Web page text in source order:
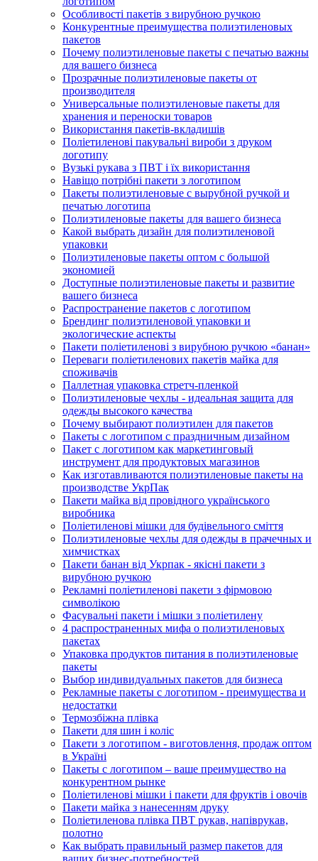
Особливості пакетів з вирубною ручкою
Конкурентные преимущества полиэтиленовых
пакетов
Почему полиэтиленовые пакеты с печатью важны
для вашего бизнеса
Прозрачные полиэтиленовые пакеты от
производителя
Универсальные полиэтиленовые пакеты для
хранения и переноски товаров
Використання пакетів-вкладишів
Поліетиленові пакувальні вироби з друком
логотипу
Вузькі рукава з ПВТ і їх використання
Навіщо потрібні пакети з логотипом
Пакеты полиэтиленовые с вырубной ручкой и
печатью логотипа
Полиэтиленовые пакеты для вашего бизнеса
Какой выбрать дизайн для полиэтиленовой
упаковки
Полиэтиленовые пакеты оптом с большой
экономией
Доступные полиэтиленовые пакеты и развитие
вашего бизнеса
Распространение пакетов с логотипом
Брендинг полиэтиленовой упаковки и
экологические аспекты
Пакети поліетиленові з вирубною ручкою «банан»
Переваги поліетиленових пакетів майка для
споживачів
Паллетная упаковка стретч-пленкой
Полиэтиленовые чехлы - идеальная защита для
одежды высокого качества
Почему выбирают полиэтилен для пакетов
Пакеты с логотипом с праздничным дизайном
Пакет с логотипом как маркетинговый
инструмент для продуктовых магазинов
Как изготавливаются полиэтиленовые пакеты на
производстве УкрПак
Пакети майка від провідного українського
виробника
Поліетиленові мішки для будівельного сміття
Полиэтиленовые чехлы для одежды в прачечных и
химчистках
Пакети банан від Укрпак - якісні пакети з
вирубною ручкою
Рекламні поліетиленові пакети з фірмовою
символікою
Фасувальні пакети і мішки з поліетилену
4 распространенных мифа о полиэтиленовых
пакетах
Упаковка продуктов питания в полиэтиленовые
пакеты
Выбор индивидуальных пакетов для бизнеса
Рекламные пакеты с логотипом - преимущества и
недостатки
Термозбіжна плівка
Пакети для шин і коліс
Пакети з логотипом - виготовлення, продаж оптом
в Україні
Пакеты с логотипом – ваше преимущество на
конкурентном рынке
Поліетиленові мішки і пакети для фруктів і овочів
Пакети майка з нанесенням друку
Поліетиленова плівка ПВТ рукав, напіврукав,
полотно
Как выбрать правильный размер пакетов для
ваших бизнес-потребностей